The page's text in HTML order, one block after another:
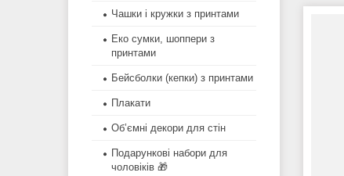
Чашки і кружки з принтами
Еко сумки, шоппери з
принтами
Бейсболки (кепки) з принтами
Плакати
Об’ємні декори для стін
Подарункові набори для
чоловіків 🎁